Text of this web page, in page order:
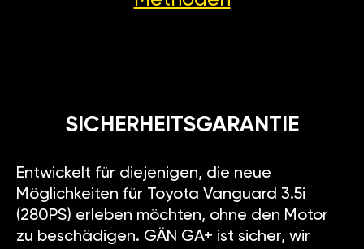
SICHERHEITSGARANTIE
Entwickelt für diejenigen, die neue
Möglichkeiten für Toyota Vanguard 3.5i
(280PS) erleben möchten, ohne den Motor
zu beschädigen. GÄN GA+ ist sicher, wir